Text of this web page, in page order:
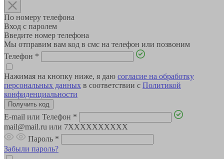
По номеру телефона
Вход с паролем
Введите номер телефона
Мы отправим вам код в смс на телефон или позвоним
Телефон *
Нажимая на кнопку ниже, я даю согласие на обработку
персональных данных в соответствии с Политикой
конфиденциальности
E-mail или Телефон *
mail@mail.ru или 7XXXXXXXXXX
Пароль *
Забыли пароль?